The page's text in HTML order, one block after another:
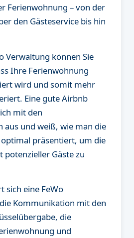
Ferienwohnung – von der
den Gästeservice bis hin
Verwaltung können Sie
Ihre Ferienwohnung
wird und somit mehr
Eine gute Airbnb
mit den
aus und weiß, wie man die
präsentiert, um die
Gäste zu
sich eine FeWo
Kommunikation mit den
die
und